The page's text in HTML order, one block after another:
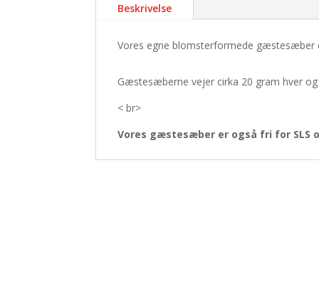
Beskrivelse
Vores egne blomsterformede gæstesæber
Gæstesæberne vejer cirka 20 gram hver
< br>
Vores gæstesæber er også fri for SLS